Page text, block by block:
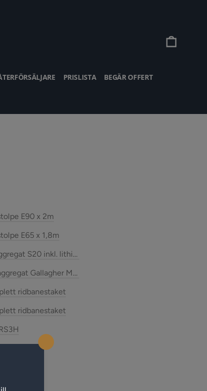
PRISLISTA
BEGÄR OFFERT
E90 x 2m
E65 x 1,8m
S20 inkl. lithium Batteri
Gallagher M950 Aggregat (230 V)
ridbanestaket
ridbanestaket